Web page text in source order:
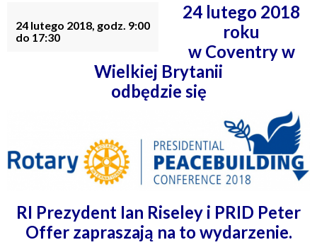
24 lutego 2018, godz. 9:00
do 17:30
24 lutego 2018
roku
w Coventry w
Wielkiej Brytanii
odbędzie się
RI Prezydent Ian Riseley i PRID Peter
Offer zapraszają na to wydarzenie.